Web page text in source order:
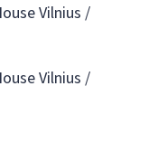
Vilnius /
Vilnius /